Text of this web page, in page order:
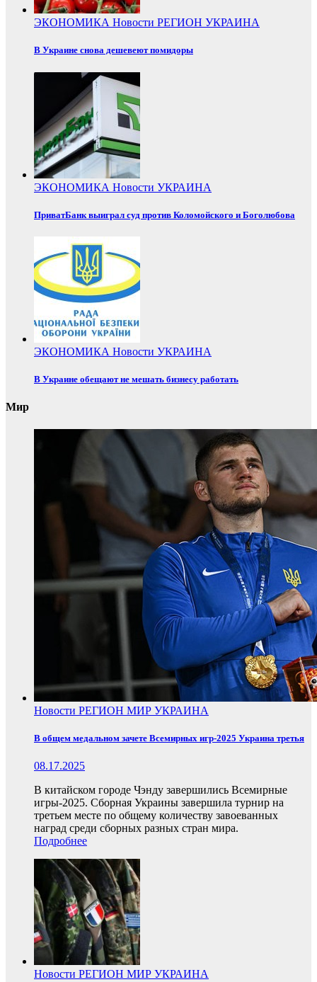
ЭКОНОМИКА Новости РЕГИОН УКРАИНА
В Украине снова дешевеют помидоры
ЭКОНОМИКА Новости УКРАИНА
ПриватБанк выиграл суд против Коломойского и Боголюбова
ЭКОНОМИКА Новости УКРАИНА
В Украине обещают не мешать бизнесу работать
Мир
Новости РЕГИОН МИР УКРАИНА
В общем медальном зачете Всемирных игр-2025 Украина третья
08.17.2025
В китайском городе Чэнду завершились Всемирные
игры-2025. Сборная Украины завершила турнир на
третьем месте по общему количеству завоеванных
наград среди сборных разных стран мира.
Подробнее
Новости РЕГИОН МИР УКРАИНА